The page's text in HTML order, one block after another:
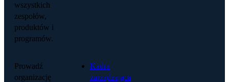
wszystkich
zespołów,
produktów i
programów.
Prowadź
organizację
Kadra
zarządzająca